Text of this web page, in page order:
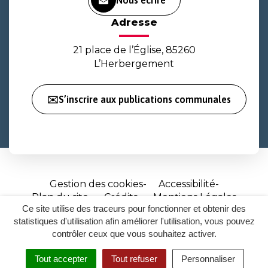
Ce site utilise des traceurs pour fonctionner et obtenir des
statistiques d'utilisation afin améliorer l'utilisation, vous pouvez
contrôler ceux que vous souhaitez activer.
Tout accepter Tout refuser Personnaliser
Adresse
21 place de l’Église, 85260
L’Herbergement
✉️S’inscrire aux publications communales
Gestion des cookies
Accessibilité
Plan du site
Crédits
Mentions Légales
Site
réalisé
par
Inovagora